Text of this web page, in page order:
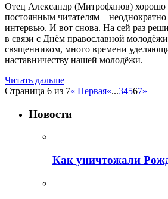
Отец Александр (Митрофанов)
постоянным читателям –
интервью. И вот снова. На сей раз
в связи с Днём православной
священником, много времени
наставничеству нашей молодёжи.
Читать дальше
Страница 6 из 7« Первая«...34567»
Новости
Как уничтожали